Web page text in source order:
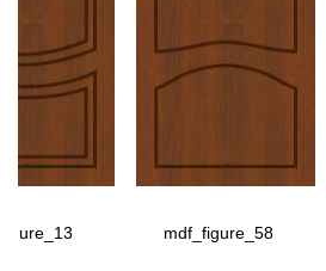
mdf_figure_58